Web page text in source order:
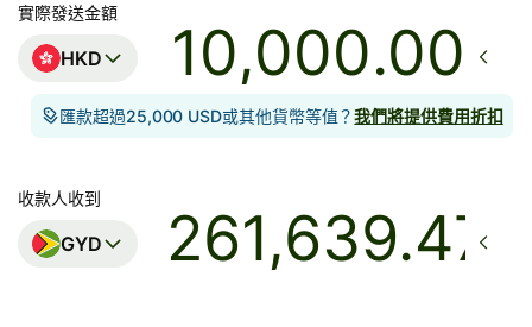
實際發送金額
HKD .00
匯款超過25,000 USD或其他貨幣等值？我們將提供費用折扣
收款人收到
GYD